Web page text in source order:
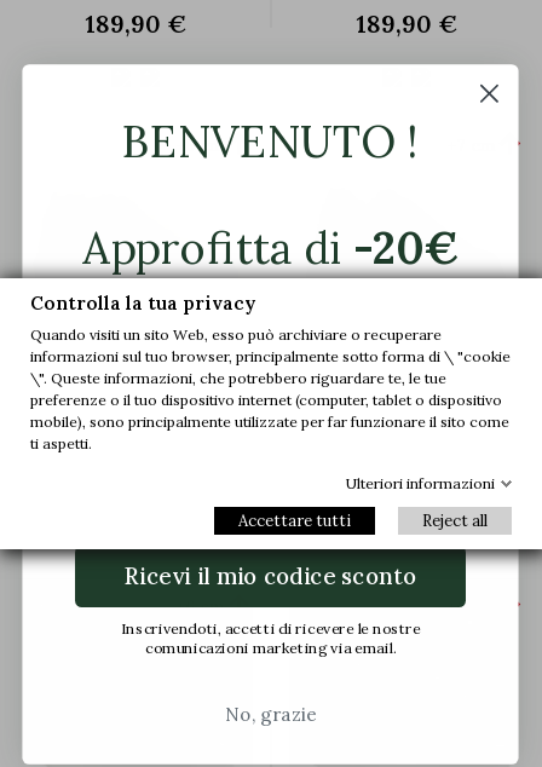
189,90 € 189,90 €
Sneakers rialzanti
Modica Bianco
+6 cm
Vicenza Sneaker rialzata
bianco

179,90 €
New product +6 cm +6 cm 
Controlla la tua privacy
Quando visiti un sito Web, esso può archiviare o recuperare
informazioni sul tuo browser, principalmente sotto forma di \ "cookie
\". Queste informazioni, che potrebbero riguardare te, le tue
preferenze o il tuo dispositivo internet (computer, tablet o dispositivo
mobile), sono principalmente utilizzate per far funzionare il sito come
ti aspetti.
Ulteriori informazioni
Accettare tutti Reject all
BENVENUTO !
Approfitta di -20€
sul tuo primo
ordine.
Unisciti a noi e accedi in anteprima alle
nostre offerte esclusive e alle ultime novità.
Ricevi il mio codice sconto
Inscrivendoti, accetti di ricevere le nostre
comunicazioni marketing via email.
No, grazie